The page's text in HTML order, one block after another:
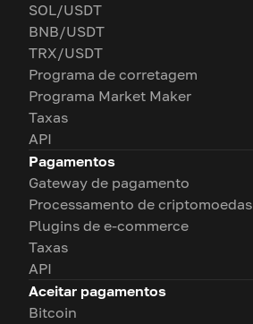
SOL/USDT
BNB/USDT
TRX/USDT
Programa de corretagem
Programa Market Maker
Taxas
API
Pagamentos
Gateway de pagamento
Processamento de criptomoedas
Plugins de e-commerce
Taxas
API
Aceitar pagamentos
Bitcoin